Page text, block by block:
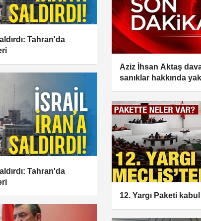
Tahran'da
Tahran'da
Aziz İhsan Aktaş
sanıklar hakkında
12. Yargı Paketi